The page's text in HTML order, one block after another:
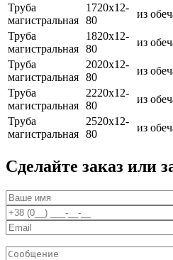
Труба
магистральная
1720х12-
80
из
Труба
магистральная
1820х12-
80
из
Труба
магистральная
2020х12-
80
из
Труба
магистральная
2220х12-
80
из
Труба
магистральная
2520х12-
80
из
Сделайте заказ или